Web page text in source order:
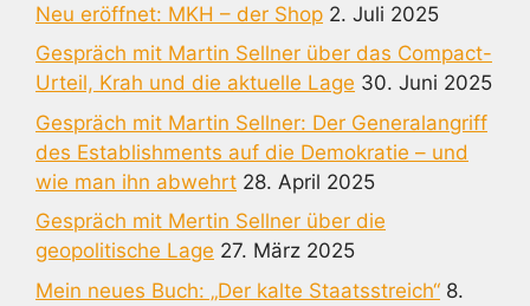
Neu eröffnet: MKH – der Shop 2. Juli 2025
Gespräch mit Martin Sellner über das Compact-
Urteil, Krah und die aktuelle Lage 30. Juni 2025
Gespräch mit Martin Sellner: Der Generalangriff
des Establishments auf die Demokratie – und
wie man ihn abwehrt 28. April 2025
Gespräch mit Mertin Sellner über die
geopolitische Lage 27. März 2025
Mein neues Buch: „Der kalte Staatsstreich“ 8.